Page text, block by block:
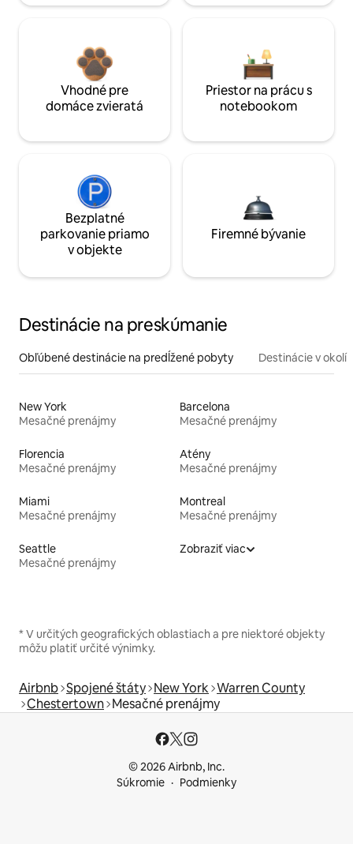
Vhodné pre
domáce zvieratá
Priestor na prácu s
notebookom
Bezplatné
parkovanie priamo
v objekte
Firemné bývanie
Destinácie na preskúmanie
Obľúbené destinácie na predĺžené pobyty Destinácie v okolí
New York
Mesačné prenájmy
Barcelona
Mesačné prenájmy
Florencia
Mesačné prenájmy
Atény
Mesačné prenájmy
Miami
Mesačné prenájmy
Montreal
Mesačné prenájmy
Seattle
Mesačné prenájmy
Zobraziť viac
* V určitých geografických oblastiach a pre niektoré objekty
môžu platiť určité výnimky.
Airbnb Spojené štáty New York Warren County
Chestertown Mesačné prenájmy
© 2026 Airbnb, Inc.
Súkromie
Podmienky